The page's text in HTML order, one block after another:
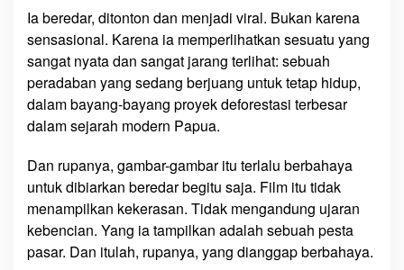
Ia beredar, ditonton dan menjadi viral. Bukan karena
sensasional. Karena ia memperlihatkan sesuatu yang
sangat nyata dan sangat jarang terlihat: sebuah
peradaban yang sedang berjuang untuk tetap hidup,
dalam bayang-bayang proyek deforestasi terbesar
dalam sejarah modern Papua.
Dan rupanya, gambar-gambar itu terlalu berbahaya
untuk dibiarkan beredar begitu saja. Film itu tidak
menampilkan kekerasan. Tidak mengandung ujaran
kebencian. Yang ia tampilkan adalah sebuah pesta
pasar. Dan itulah, rupanya, yang dianggap berbahaya.